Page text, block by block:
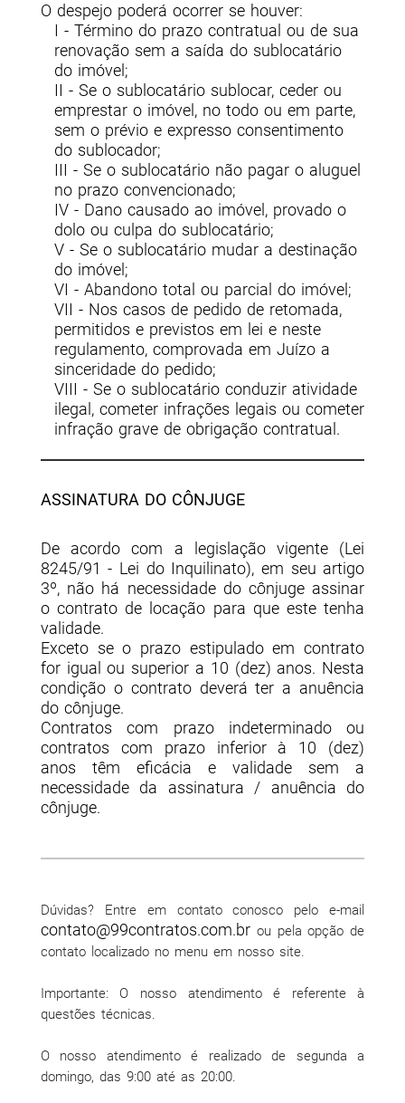
O despejo poderá ocorrer se houver:
I - Término do prazo contratual ou de sua
renovação sem a saída do sublocatário
do imóvel;
II - Se o sublocatário sublocar, ceder ou
emprestar o imóvel, no todo ou em parte,
sem o prévio e expresso consentimento
do sublocador;
III - Se o sublocatário não pagar o aluguel
no prazo convencionado;
IV - Dano causado ao imóvel, provado o
dolo ou culpa do sublocatário;
V - Se o sublocatário mudar a destinação
do imóvel;
VI - Abandono total ou parcial do imóvel;
VII - Nos casos de pedido de retomada,
permitidos e previstos em lei e neste
regulamento, comprovada em Juízo a
sinceridade do pedido;
VIII - Se o sublocatário conduzir atividade
ilegal, cometer infrações legais ou cometer
infração grave de obrigação contratual.
ASSINATURA DO CÔNJUGE
De acordo com a legislação vigente (Lei
8245/91 - Lei do Inquilinato), em seu artigo
3º, não há necessidade do cônjuge assinar
o contrato de locação para que este tenha
validade.
Exceto se o prazo estipulado em contrato
for igual ou superior a 10 (dez) anos. Nesta
condição o contrato deverá ter a anuência
do cônjuge.
Contratos com prazo indeterminado ou
contratos com prazo inferior à 10 (dez)
anos têm eficácia e validade sem a
necessidade da assinatura / anuência do
cônjuge.
Dúvidas? Entre em contato conosco pelo e-mail
contato@99contratos.com.brou pela opção de
contato localizado no menu em nosso site.
Importante: O nosso atendimento é referente à
questões técnicas.
O nosso atendimento é realizado de segunda a
domingo, das 9:00 até as 20:00.